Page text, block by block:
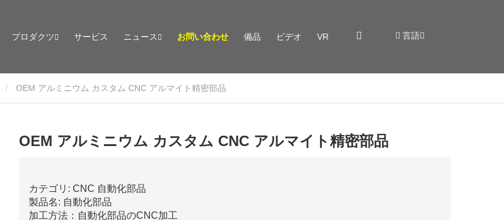
プロダクツ サービス ニュース お問い合わせ 備品 ビデオ VR 言語
OEM アルミニウム カスタム CNC アルマイト精密部品
OEM アルミニウム カスタム CNC アルマイト精密部品
カテゴリ: CNC 自動化部品
製品名: 自動化部品
加工方法：自動化部品のCNC加工